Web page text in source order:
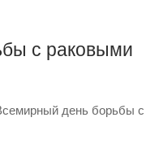
с раковыми
день борьбы с